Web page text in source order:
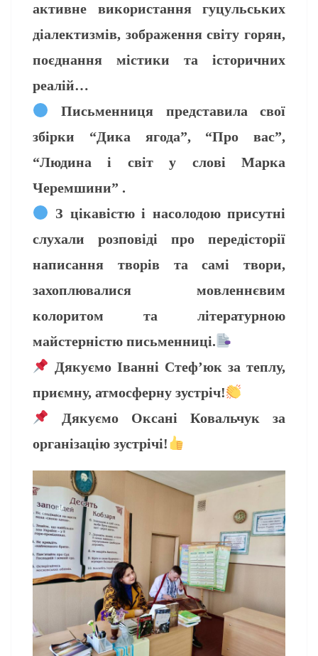
активне використання гуцульських
діалектизмів, зображення світу горян,
поєднання містики та історичних
реалій…
Письменниця представила свої
збірки “Дика ягода”, “Про вас”,
“Людина і світ у слові Марка
Черемшини” .
З цікавістю і насолодою присутні
слухали розповіді про передісторії
написання творів та самі твори,
захоплювалися мовленнєвим
колоритом та літературною
майстерністю письменниці.
Дякуємо Іванні Стеф’юк за теплу,
приємну, атмосферну зустріч!
Дякуємо Оксані Ковальчук за
організацію зустрічі!